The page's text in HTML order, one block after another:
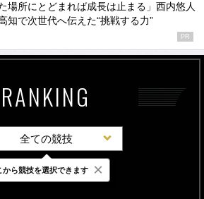
場所にとどまれば成長は止まる」西内悠人
知で次世代へ伝えた“挑戦する力”
PR
RANKING
全ての競技
24時間 週間
から競技を選択できます ×